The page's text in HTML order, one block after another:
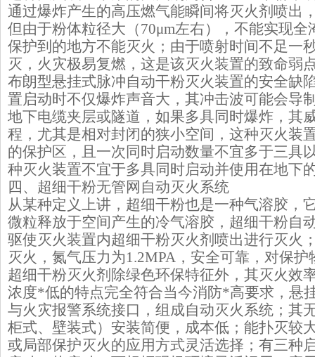
通过爆炸产生的高压燃气能瞬间将灭火剂喷出
但由于粉体粒径大（70μm左右），不能实现
保护到的地方不能灭火；由于喷射时间不足一
灭，火灾极易复燃，这是该灭火装置的致命弱
布朗型悬挂式脉冲自动干粉灭火装置的安全缺
置启动时不仅爆炸声音大，其冲击波可能会导
地下电缆夹层或隧道，如果多具同时爆炸，其
程，尤其是相对封闭的狭小空间，这种灭火装
的保护区，且一次同时启动数量不宜多于三具
种灭火装置不宜于多具同时启动并使用在地下
四、超细干粉无管网自动灭火系统
从某种定义上讲，超细干粉也是一种气溶胶，
微粒释放于空间产生的冷气溶胶，超细干粉自
驱使灭火装置内超细干粉灭火剂喷出进行灭火
灭火，氮气压力为1.2MPA，安全可靠，对保
超细干粉灭火剂除绿色环保特征外，其灭火效
浓度*低的特点完全符合当今消防*高要求，悬
与火灾报警系统接口，组成自动灭火系统；其
柜式、壁装式）安装简便，成本低；能扑灭较
或局部保护灭火的应用方式灵活选择；有三种